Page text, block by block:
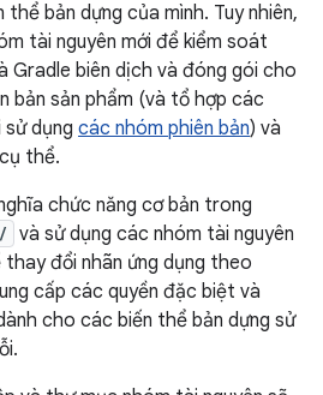
bản dựng của mình. Tuy nhiên,
tài nguyên mới để kiểm soát
Gradle biên dịch và đóng gói cho
bản sản phẩm (và tổ hợp các
sử dụng các nhóm phiên bản) và
thể.
chức năng cơ bản trong
và sử dụng các nhóm tài nguyên
thay đổi nhãn ứng dụng theo
cấp các quyền đặc biệt và
cho các biến thể bản dựng sử